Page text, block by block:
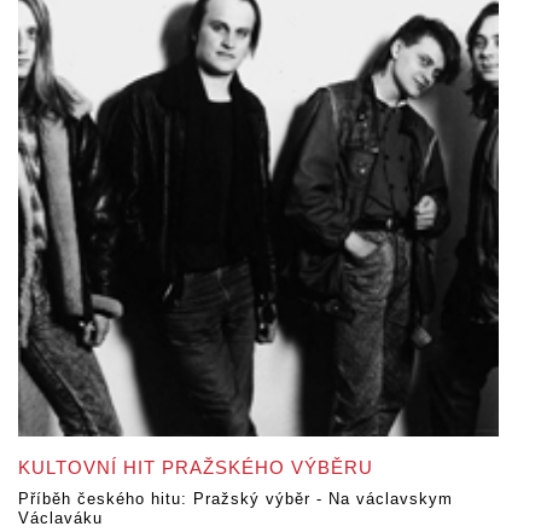
KULTOVNÍ HIT PRAŽSKÉHO VÝBĚRU
Příběh českého hitu: Pražský výběr - Na václavskym
Václaváku